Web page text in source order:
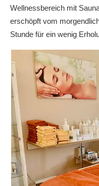
Wellnessbereich mit
erschöpft vom
Stunde für ein wenig